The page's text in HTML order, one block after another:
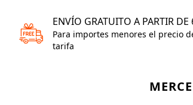
ENVÍO GRATUITO A PARTIR DE
Para importes menores el precio
tarifa